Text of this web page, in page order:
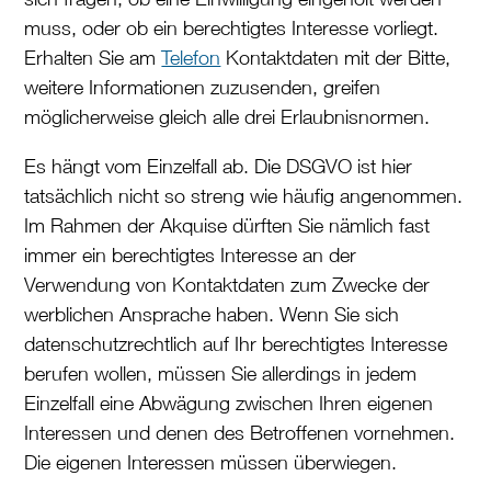
muss, oder ob ein berechtigtes Interesse vorliegt.
Erhalten Sie amTelefon Kontaktdaten mit der Bitte,
weitere Informationen zuzusenden, greifen
möglicherweise gleich alle drei Erlaubnisnormen.
Es hängt vom Einzelfall ab. Die DSGVO ist hier
tatsächlich nicht so streng wie häufig angenommen.
Im Rahmen der Akquise dürften Sie nämlich fast
immer ein berechtigtes Interesse an der
Verwendung von Kontaktdaten zum Zwecke der
werblichen Ansprache haben. Wenn Sie sich
datenschutzrechtlich auf Ihr berechtigtes Interesse
berufen wollen, müssen Sie allerdings in jedem
Einzelfall eine Abwägung zwischen Ihren eigenen
Interessen und denen des Betroffenen vornehmen.
Die eigenen Interessen müssen überwiegen.